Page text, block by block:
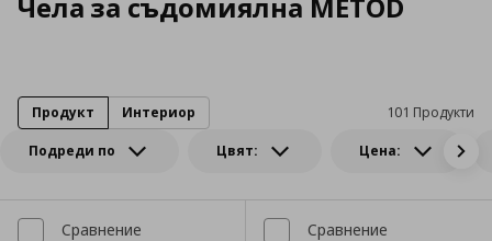
Подреди по Цвят: Цена:
101 Продукти
Продукт Интериор
Сравнение Сравнение